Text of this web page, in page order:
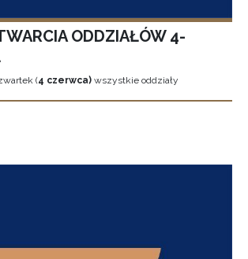
ODDZIAŁÓW 4-
(4 czerwca) wszystkie oddziały